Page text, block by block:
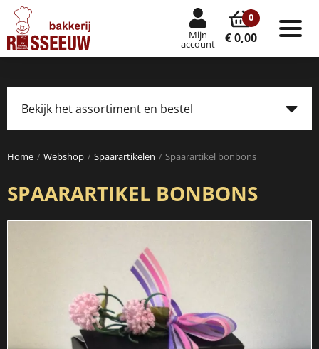
Mijn
account
0
€ 0,00
Bekijk het assortiment en bestel
Home Webshop Spaarartikelen Spaarartikel bonbons
SPAARARTIKEL BONBONS